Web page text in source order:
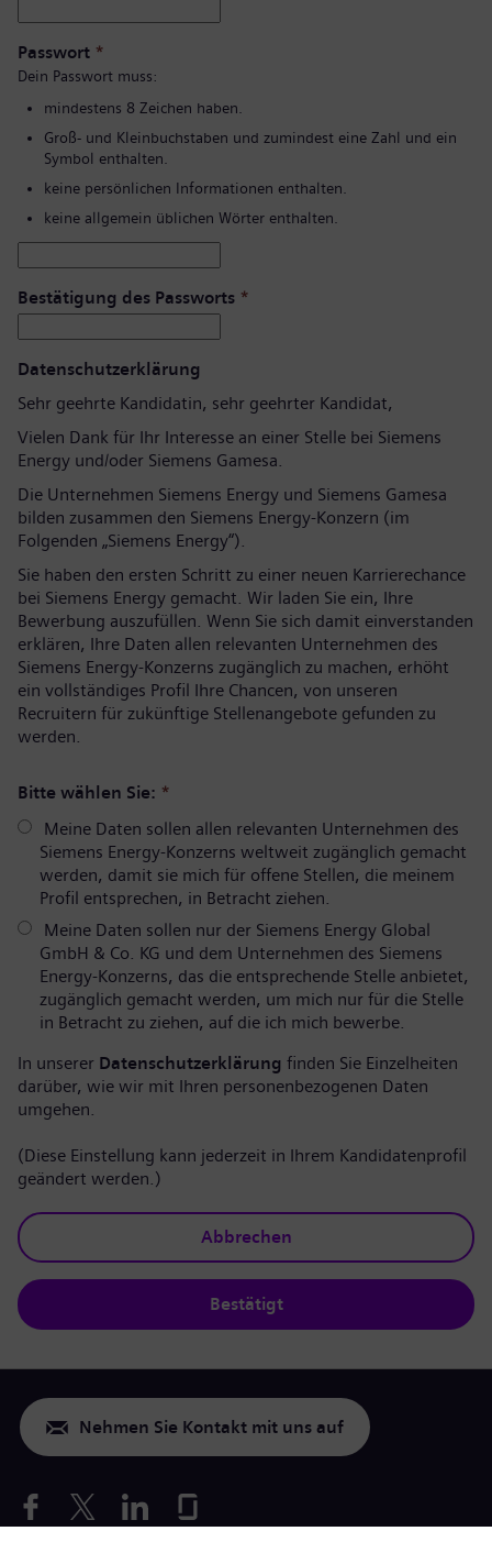
Passwort *
Dein Passwort muss:
mindestens 8 Zeichen haben.
Groß- und Kleinbuchstaben und zumindest eine Zahl und ein
Symbol enthalten.
keine persönlichen Informationen enthalten.
keine allgemein üblichen Wörter enthalten.
Bestätigung des Passworts *
Datenschutzerklärung
Sehr geehrte Kandidatin, sehr geehrter Kandidat,
Vielen Dank für Ihr Interesse an einer Stelle bei Siemens
Energy und/oder Siemens Gamesa.
Die Unternehmen Siemens Energy und Siemens Gamesa
bilden zusammen den Siemens Energy-Konzern (im
Folgenden „Siemens Energy“).
Sie haben den ersten Schritt zu einer neuen Karrierechance
bei Siemens Energy gemacht. Wir laden Sie ein, Ihre
Bewerbung auszufüllen. Wenn Sie sich damit einverstanden
erklären, Ihre Daten allen relevanten Unternehmen des
Siemens Energy-Konzerns zugänglich zu machen, erhöht
ein vollständiges Profil Ihre Chancen, von unseren
Recruitern für zukünftige Stellenangebote gefunden zu
werden.
Bitte wählen Sie: *
Meine Daten sollen allen relevanten Unternehmen des
Siemens Energy-Konzerns weltweit zugänglich gemacht
werden, damit sie mich für offene Stellen, die meinem
Profil entsprechen, in Betracht ziehen.
Meine Daten sollen nur der Siemens Energy Global
GmbH & Co. KG und dem Unternehmen des Siemens
Energy-Konzerns, das die entsprechende Stelle anbietet,
zugänglich gemacht werden, um mich nur für die Stelle
in Betracht zu ziehen, auf die ich mich bewerbe.
In unserer Datenschutzerklärung finden Sie Einzelheiten
darüber, wie wir mit Ihren personenbezogenen Daten
umgehen.
(Diese Einstellung kann jederzeit in Ihrem Kandidatenprofil
geändert werden.)
Abbrechen
Bestätigt
Nehmen Sie Kontakt mit uns auf